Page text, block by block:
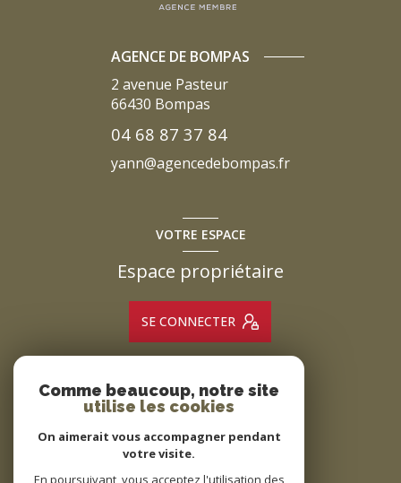
AGENCE DE BOMPAS
2 avenue Pasteur
66430 Bompas
04 68 87 37 84
yann@agencedebompas.fr
VOTRE ESPACE
Espace propriétaire
SE CONNECTER
ADHÉRENTS
Nous adhérons
Comme beaucoup, notre site
utilise les cookies
On aimerait vous accompagner pendant
votre visite.
En poursuivant, vous acceptez l'utilisation des